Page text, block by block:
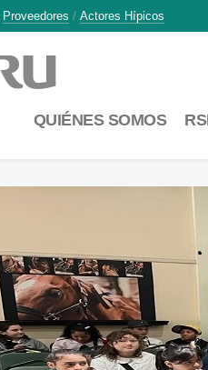
Proveedores / Actores Hípicos
QUIÉNES SOMOS